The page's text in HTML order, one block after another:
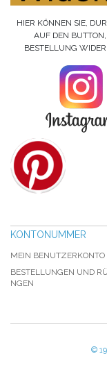
HIER KÖNNEN SIE,
AUF DEN
BESTELLUNG
KONTONUMMER
MEIN BENUTZERKONTO
BESTELLUNGEN UND
NGEN
©